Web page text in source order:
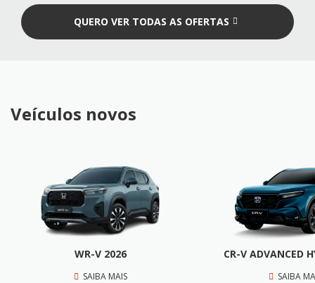
QUERO VER TODAS AS OFERTAS
Veículos novos
WR-V 2026
SAIBA MAIS
CR-V ADVANCED
SAIBA